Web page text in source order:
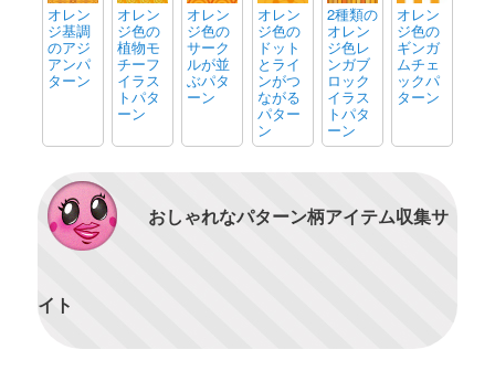
オレン
ジ基調
のアジ
アンパ
ターン
オレン
ジ色の
植物モ
チーフ
イラス
トパタ
ーン
オレン
ジ色の
サーク
ルが並
ぶパタ
ーン
オレン
ジ色の
ドット
とライ
ンがつ
ながる
パター
ン
2種類の
オレン
ジ色レ
ンガブ
ロック
イラス
トパタ
ーン
オレン
ジ色の
ギンガ
ムチェ
ックパ
ターン
おしゃれなパターン柄アイテム収集サ
イト